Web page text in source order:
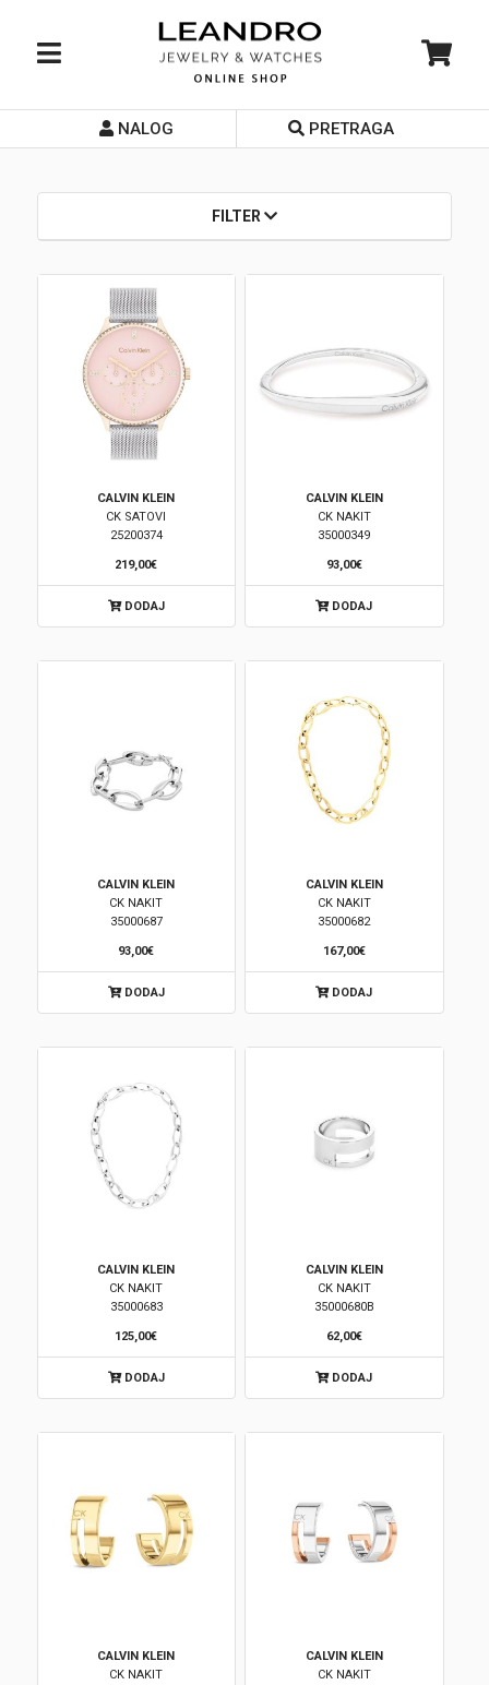
Početna
Prodavnice
Kontakt
Loyalty Club
Swiss🇨🇭
Satovi
Prijava
Registracija
NALOG PRETRAGA
FILTER
CALVIN KLEIN
CK SATOVI
25200374
219,00€
DODAJ
CALVIN KLEIN
CK NAKIT
35000349
93,00€
DODAJ
CALVIN KLEIN
CK NAKIT
35000687
93,00€
DODAJ
CALVIN KLEIN
CK NAKIT
35000682
167,00€
DODAJ
CALVIN KLEIN
CK NAKIT
35000683
125,00€
DODAJ
CALVIN KLEIN
CK NAKIT
35000680B
62,00€
DODAJ
CALVIN KLEIN
CK NAKIT
CALVIN KLEIN
CK NAKIT